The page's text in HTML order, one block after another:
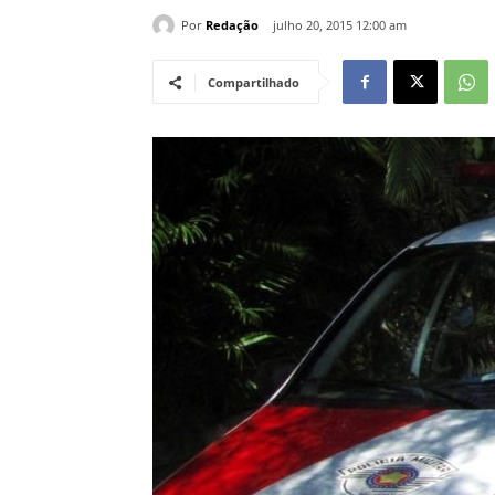
Por Redação julho 20, 2015 12:00 am
Compartilhado